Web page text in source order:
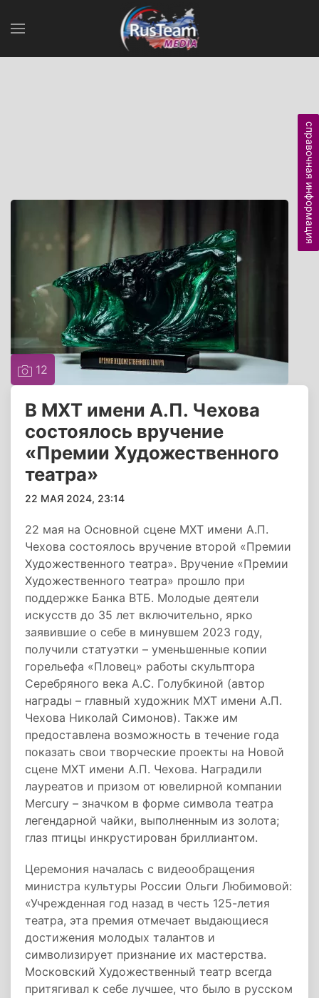
12
В МХТ имени А.П. Чехова
состоялось вручение
«Премии Художественного
театра»
22 МАЯ 2024, 23:14
22 мая на Основной сцене МХТ имени А.П.
Чехова состоялось вручение второй «Премии
Художественного театра». Вручение «Премии
Художественного театра» прошло при
поддержке Банка ВТБ. Молодые деятели
искусств до 35 лет включительно, ярко
заявившие о себе в минувшем 2023 году,
получили статуэтки – уменьшенные копии
горельефа «Пловец» работы скульптора
Серебряного века А.С. Голубкиной (автор
награды – главный художник МХТ имени А.П.
Чехова Николай Симонов). Также им
предоставлена возможность в течение года
показать свои творческие проекты на Новой
сцене МХТ имени А.П. Чехова. Наградили
лауреатов и призом от ювелирной компании
Mercury – значком в форме символа театра
легендарной чайки, выполненным из золота;
глаз птицы инкрустирован бриллиантом.
Церемония началась с видеообращения
министра культуры России Ольги Любимовой:
«Учрежденная год назад в честь 125-летия
театра, эта премия отмечает выдающиеся
достижения молодых талантов и
символизирует признание их мастерства.
Московский Художественный театр всегда
притягивал к себе лучшее, что было в русском
справочная информация